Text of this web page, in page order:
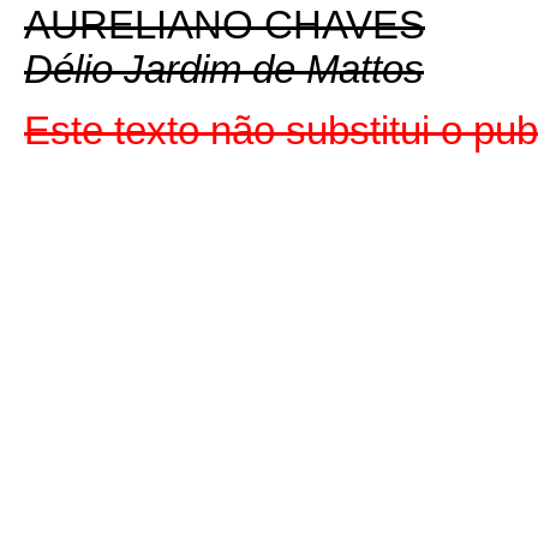
AURELIANO CHAVES
Délio Jardim de Mattos
Este texto não substitui o